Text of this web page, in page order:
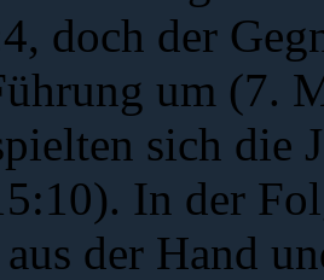
doch der
um (7.
sich die
In der
der Hand